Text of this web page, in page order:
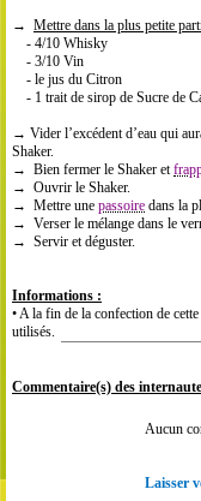
→ Mettre dans la plus petite
- 4/10 Whisky
- 3/10 Vin
- le jus du Citron
- 1 trait de sirop de Sucre de
→ Vider l’excédent d’eau qui
Shaker.
→ Bien fermer le Shaker et
→ Ouvrir le Shaker.
→ Mettre une passoire dans la
→ Verser le mélange dans le
→ Servir et déguster.
Informations :
• A la fin de la confection de
utilisés.
Commentaire(s) des
Aucun
Laisser